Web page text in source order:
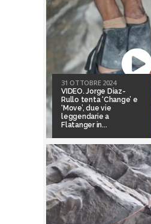
31 OTTOBRE 2024
VIDEO. Jorge Diaz-
Rullo tenta ‘Change’ e
‘Move’, due vie
leggendarie a
Flatanger in...